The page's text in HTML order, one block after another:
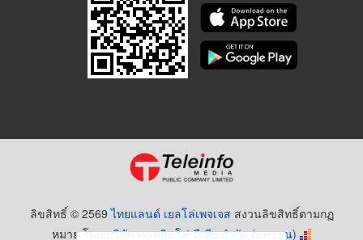
ลิขสิทธิ์ © 2569ไทยแลนด์ เยลโล่เพจเจส สงวนลิขสิทธิ์ตามกฏ
หมาย โดยบริษัท เทเลอินโฟ มีเดีย จำกัด (มหาชน)